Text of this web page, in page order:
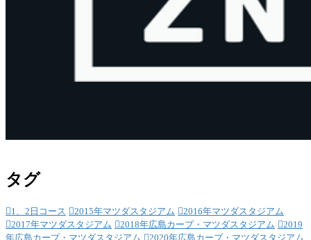
タグ
1、2日コース 2015年マツダスタジアム
2016年マツダスタジアム
2017年マツダスタジアム
2018年広島カープ・マツダスタジアム
2019
年広島カープ・マツダスタジアム
2020年広島カープ・マツダスタジアム